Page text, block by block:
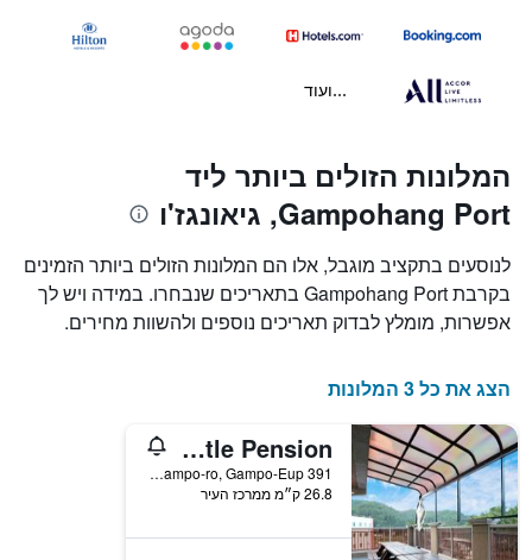
...ועוד
המלונות הזולים ביותר ליד
Gampohang Port, גיאונגז'ו
לנוסעים בתקציב מוגבל, אלו הם המלונות הזולים ביותר הזמינים
בקרבת Gampohang Port בתאריכים שנבחרו. במידה ויש לך
אפשרות, מומלץ לבדוק תאריכים נוספים ולהשוות מחירים.
הצג את כל 3 המלונות
Gyeongju Beach Castle Pension
391 Gampo-ro, Gampo-Eup, גיאונגז'ו, דרום קוריאה
26.8 ק״מ ממרכז העיר